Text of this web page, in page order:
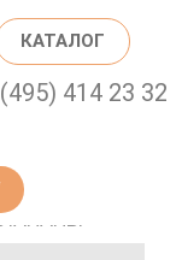
КАТАЛОГ
414 23 32